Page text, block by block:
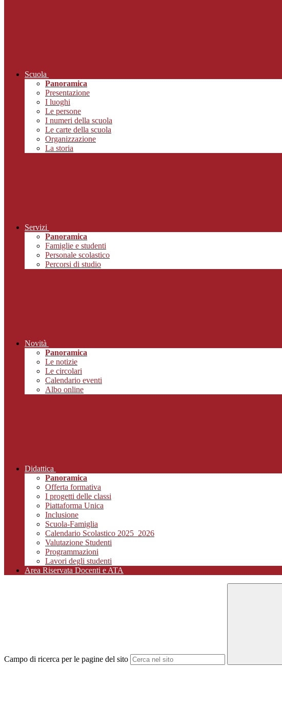
Scuola
Panoramica
Presentazione
I luoghi
Le persone
I numeri della scuola
Le carte della scuola
Organizzazione
La storia
Servizi
Panoramica
Famiglie e studenti
Personale scolastico
Percorsi di studio
Novità
Panoramica
Le notizie
Le circolari
Calendario eventi
Albo online
Didattica
Panoramica
Offerta formativa
I progetti delle classi
Piattaforma Unica
Inclusione
Scuola-Famiglia
Calendario Scolastico 2025_2026
Valutazione Studenti
Programmazioni
Lavori degli studenti
Area Riservata Docenti e ATA
Campo di ricerca per le pagine del sito